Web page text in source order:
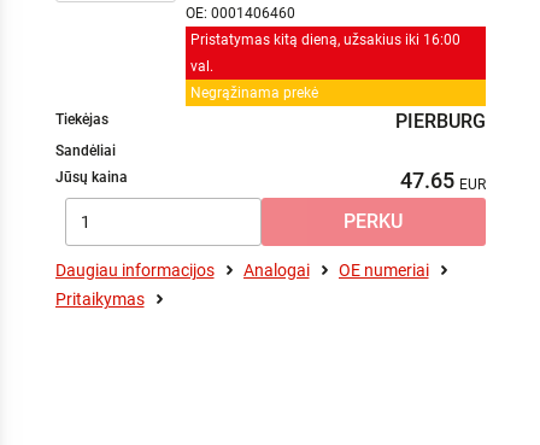
Pristatymas kitą dieną, užsakius iki 16:00
val.
Negrąžinama prekė
OE: 0001406460
Tiekėjas PIERBURG
Sandėliai
Jūsų kaina
47.65
Daugiau informacijos Analogai
OE numeriai
Pritaikymas